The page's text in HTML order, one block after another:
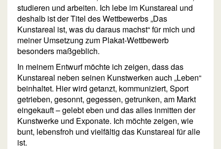
studieren und arbeiten. Ich lebe im Kunstareal und
deshalb ist der Titel des Wettbewerbs „Das
Kunstareal ist, was du daraus machst“ für mich und
meiner Umsetzung zum Plakat-Wettbewerb
besonders maßgeblich.
In meinem Entwurf möchte ich zeigen, dass das
Kunstareal neben seinen Kunstwerken auch „Leben“
beinhaltet. Hier wird getanzt, kommuniziert, Sport
getrieben, gesonnt, gegessen, getrunken, am Markt
eingekauft – gelebt eben und das alles inmitten der
Kunstwerke und Exponate. Ich möchte zeigen, wie
bunt, lebensfroh und vielfältig das Kunstareal für alle
ist.